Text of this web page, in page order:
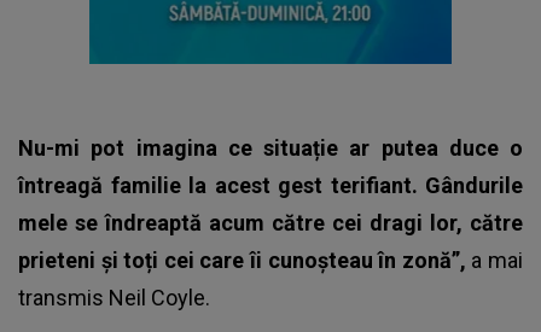
Nu-mi pot imagina ce situație ar putea duce o
întreagă familie la acest gest terifiant. Gândurile
mele se îndreaptă acum către cei dragi lor, către
prieteni și toți cei care îi cunoșteau în zonă”, a mai
transmis Neil Coyle.